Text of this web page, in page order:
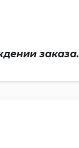
заказа.